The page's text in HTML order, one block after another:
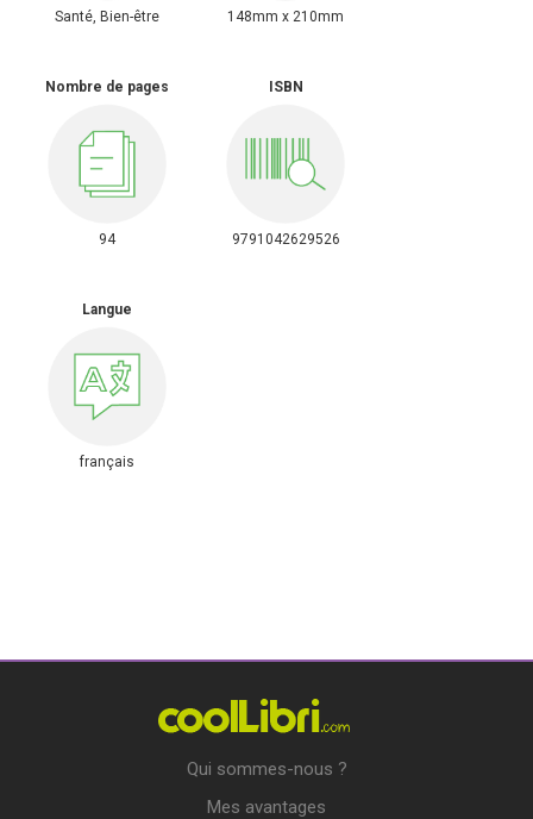
Santé, Bien-être 148mm x 210mm
Nombre de pages
94
ISBN
9791042629526
Langue
français
Qui sommes-nous ?
Mes avantages